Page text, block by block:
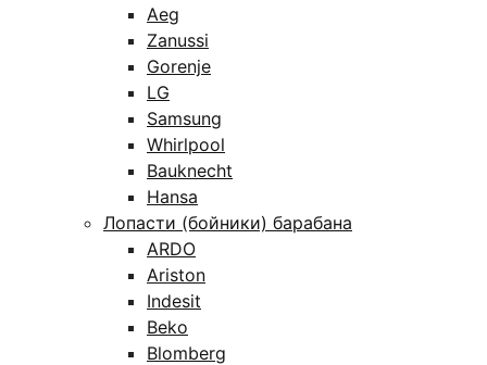
Aeg
Zanussi
Gorenje
LG
Samsung
Whirlpool
Bauknecht
Hansa
Лопасти (бойники) барабана
ARDO
Ariston
Indesit
Beko
Blomberg